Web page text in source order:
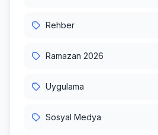
Rehber
Ramazan 2026
Uygulama
Sosyal Medya